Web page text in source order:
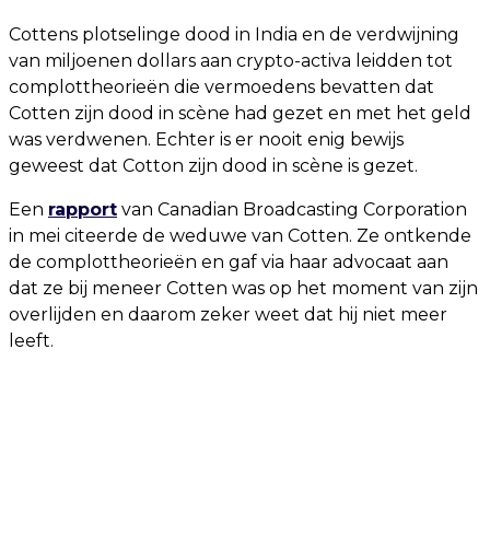
Cottens plotselinge dood in India en de verdwijning
van miljoenen dollars aan crypto-activa leidden tot
complottheorieën die vermoedens bevatten dat
Cotten zijn dood in scène had gezet en met het geld
was verdwenen. Echter is er nooit enig bewijs
geweest dat Cotton zijn dood in scène is gezet.
Een rapport van Canadian Broadcasting Corporation
in mei citeerde de weduwe van Cotten. Ze ontkende
de complottheorieën en gaf via haar advocaat aan
dat ze bij meneer Cotten was op het moment van zijn
overlijden en daarom zeker weet dat hij niet meer
leeft.